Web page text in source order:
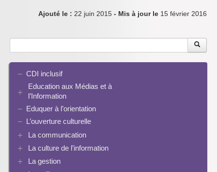
Ajouté le : 22 juin 2015 - Mis à jour le 15 février 2016
CDI inclusif
Education aux Médias et à
l’Information
EMI et translittératie
La culture de la participation
Identité / Présence numérique / Traces
Informatique, algorithmes et réalité augmentée
Eduquer à l’orientation
L’ouverture culturelle
La communication
Plaquettes de communication
Présence numérique du CDI
La culture de l’information
Ressources pour penser une didactique
La gestion